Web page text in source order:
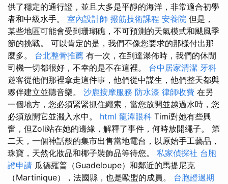
供了穩定的通行證，並且大多是平靜的海洋，非常適合初學
者和中級水手。 室內設計師 撥筋技術課程 安養院 但是，
某些地區可能會受到珊瑚礁，不可預測的天氣模式和颶風季
節的挑戰。 可以肯定的是，我們不像您要求的那樣付出那
麼多。 台北整骨推薦 有一次，在到達瀑佈時，我們的休閒
司機一切都很好，不幸的是不在這裡。 台中居家清潔 牙科
遊客從他們那裡拿走這件事，他們從中謀生，他們整天都與
夥伴建立並聽音樂。 沙鹿按摩服務 防水漆 律師收費 在另
一個地方，您必須緊緊抓住繩索，當您放開並越過水時，您
必須放開它並濺入水中。 html 龍潭眼科 Timi對她有些興
奮，但Zoli站在她的邊緣，解釋了事件，何時放開繩子。 第
二天，一個神話般的集市出售當地電台，以原始手工藝品，
珠寶，天然化妝品和椰子裝飾品等待您​​。 私家偵探社 台胞
證申請 瓜德羅普（Guadeloupe）和鄰近的馬提尼克
（Martinique），法國縣，也是歐盟的成員。 台胞證過期